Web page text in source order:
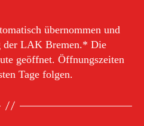
übernommen und
der LAK Bremen.* Die
geöffnet. Öffnungszeiten
Tage folgen.